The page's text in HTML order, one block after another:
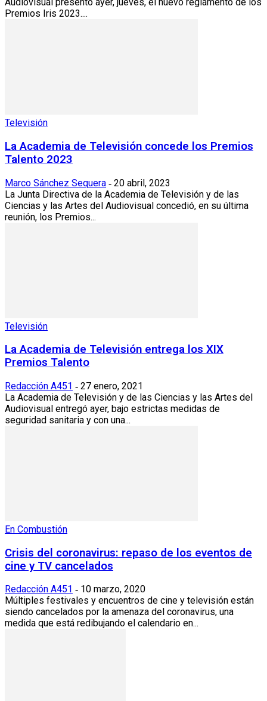
Premios Iris 2023....
Televisión
La Academia de Televisión concede los Premios
Talento 2023
Marco Sánchez Sequera - 20 abril, 2023
La Junta Directiva de la Academia de Televisión y de las
Ciencias y las Artes del Audiovisual concedió, en su última
reunión, los Premios...
Televisión
La Academia de Televisión entrega los XIX
Premios Talento
Redacción A451 - 27 enero, 2021
La Academia de Televisión y de las Ciencias y las Artes del
Audiovisual entregó ayer, bajo estrictas medidas de
seguridad sanitaria y con una...
En Combustión
Crisis del coronavirus: repaso de los eventos de
cine y TV cancelados
Redacción A451 - 10 marzo, 2020
Múltiples festivales y encuentros de cine y televisión están
siendo cancelados por la amenaza del coronavirus, una
medida que está redibujando el calendario en...